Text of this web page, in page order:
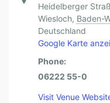
Heidelberger
Wiesloch, Baden-
Deutschland
Google Karte
Phone:
06222 55-0
Visit Venue